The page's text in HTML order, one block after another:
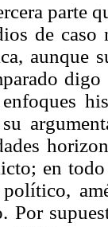
parte
de
aunque
en
Por